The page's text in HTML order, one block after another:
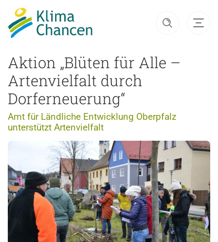
Aktion „Blüten für Alle –
Artenvielfalt durch
Dorferneuerung“
Amt für Ländliche Entwicklung Oberpfalz
unterstützt Artenvielfalt